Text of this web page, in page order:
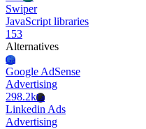
Swiper
JavaScript libraries
153
Alternatives
Ga
Google AdSense
Advertising
298.2kLa
Linkedin Ads
Advertising